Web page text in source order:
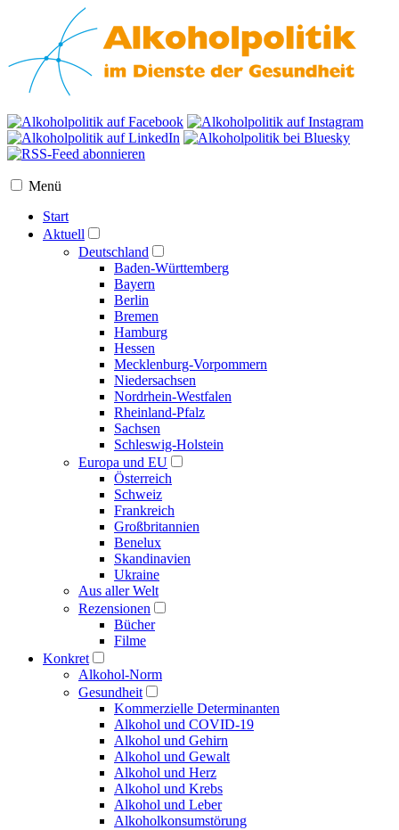
Menü
Start
Aktuell
Deutschland
Baden-Württemberg
Bayern
Berlin
Bremen
Hamburg
Hessen
Mecklenburg-Vorpommern
Niedersachsen
Nordrhein-Westfalen
Rheinland-Pfalz
Sachsen
Schleswig-Holstein
Europa und EU
Österreich
Schweiz
Frankreich
Großbritannien
Benelux
Skandinavien
Ukraine
Aus aller Welt
Rezensionen
Bücher
Filme
Konkret
Alkohol-Norm
Gesundheit
Kommerzielle Determinanten
Alkohol und COVID-19
Alkohol und Gehirn
Alkohol und Gewalt
Alkohol und Herz
Alkohol und Krebs
Alkohol und Leber
Alkoholkonsumstörung